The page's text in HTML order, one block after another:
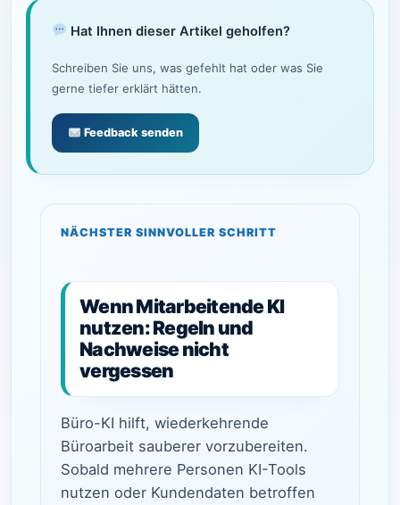
Hat Ihnen dieser Artikel geholfen?
Schreiben Sie uns, was gefehlt hat oder was Sie
gerne tiefer erklärt hätten.
Feedback senden
NÄCHSTER SINNVOLLER SCHRITT
Wenn Mitarbeitende KI
nutzen: Regeln und
Nachweise nicht
vergessen
Büro-KI hilft, wiederkehrende
Büroarbeit sauberer vorzubereiten.
Sobald mehrere Personen KI-Tools
nutzen oder Kundendaten betroffen